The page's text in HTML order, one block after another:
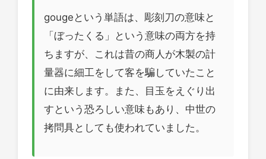
gougeという単語は、彫刻刀の意味と
「ぼったくる」という意味の両方を持
ちますが、これは昔の商人が木製の計
量器に細工をして客を騙していたこと
に由来します。また、目玉をえぐり出
すという恐ろしい意味もあり、中世の
拷問具としても使われていました。